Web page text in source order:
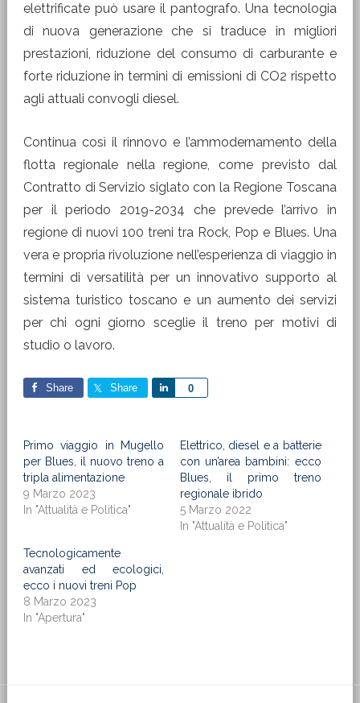
elettrificate può usare il pantografo. Una tecnologia
di nuova generazione che si traduce in migliori
prestazioni, riduzione del consumo di carburante e
forte riduzione in termini di emissioni di CO2 rispetto
agli attuali convogli diesel.
Continua così il rinnovo e l’ammodernamento della
flotta regionale nella regione, come previsto dal
Contratto di Servizio siglato con la Regione Toscana
per il periodo 2019-2034 che prevede l’arrivo in
regione di nuovi 100 treni tra Rock, Pop e Blues. Una
vera e propria rivoluzione nell’esperienza di viaggio in
termini di versatilità per un innovativo supporto al
sistema turistico toscano e un aumento dei servizi
per chi ogni giorno sceglie il treno per motivi di
studio o lavoro.
Share Share 0
Share
Primo viaggio in Mugello
per Blues, il nuovo treno a
tripla alimentazione
9 Marzo 2023
In "Attualità e Politica"
Elettrico, diesel e a batterie
con un’area bambini: ecco
Blues, il primo treno
regionale ibrido
5 Marzo 2022
In "Attualità e Politica"
Tecnologicamente
avanzati ed ecologici,
ecco i nuovi treni Pop
8 Marzo 2023
In "Apertura"